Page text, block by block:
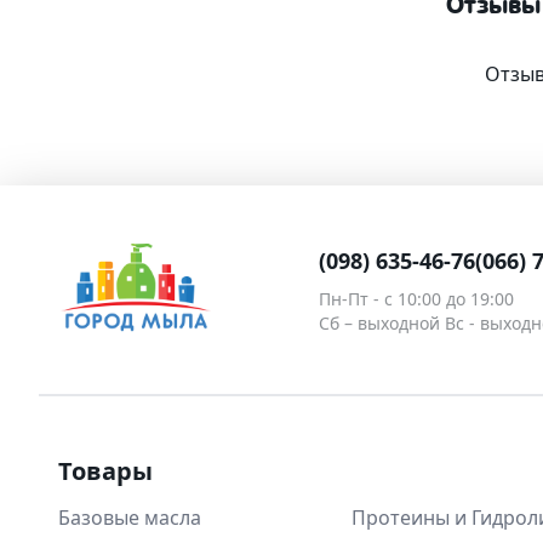
(098) 635-46-76(066)
Пн-Пт - c 10:00 до 19:00
Сб – выходной Вс -
Товары
Базовые масла
Протеины и